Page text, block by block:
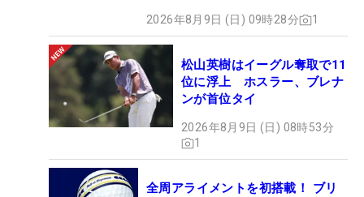
2026年8月9日 (日) 09時28分 1
松山英樹はイーグル奪取で11
位に浮上 ホスラー、ブレナ
ンが首位タイ
2026年8月9日 (日) 08時53分
1
全周アライメントを初搭載！ ブリ